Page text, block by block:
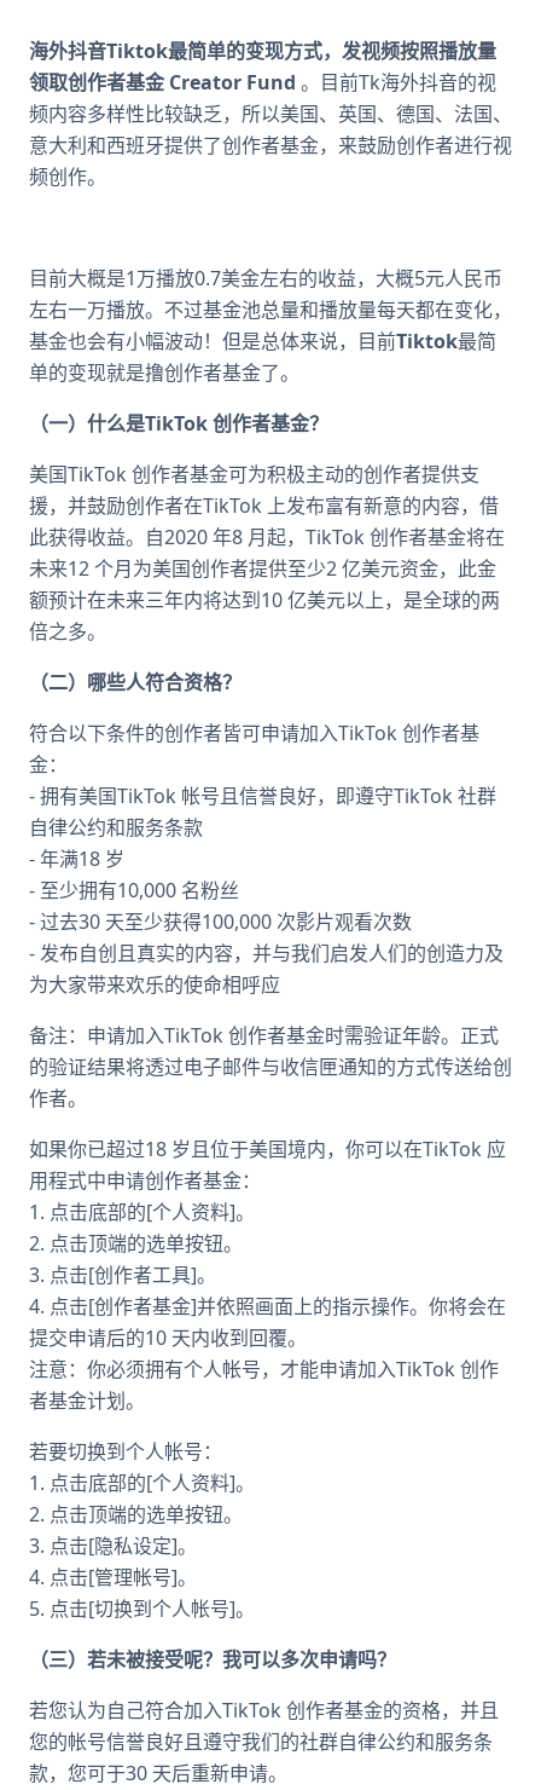
海外抖音Tiktok最简单的变现方式，发视频按照播放量
领取创作者基金 Creator Fund 。目前Tk海外抖音的视
频内容多样性比较缺乏，所以美国、英国、德国、法国、
意大利和西班牙提供了创作者基金，来鼓励创作者进行视
频创作。
目前大概是1万播放0.7美金左右的收益，大概5元人民币
左右一万播放。不过基金池总量和播放量每天都在变化，
基金也会有小幅波动！但是总体来说，目前Tiktok最简
单的变现就是撸创作者基金了。
（一）什么是TikTok 创作者基金？
美国TikTok 创作者基金可为积极主动的创作者提供支
援，并鼓励创作者在TikTok 上发布富有新意的内容，借
此获得收益。自2020 年8 月起，TikTok 创作者基金将在
未来12 个月为美国创作者提供至少2 亿美元资金，此金
额预计在未来三年内将达到10 亿美元以上，是全球的两
倍之多。
（二）哪些人符合资格？
符合以下条件的创作者皆可申请加入TikTok 创作者基
金：
- 拥有美国TikTok 帐号且信誉良好，即遵守TikTok 社群
自律公约和服务条款
- 年满18 岁
- 至少拥有10,000 名粉丝
- 过去30 天至少获得100,000 次影片观看次数
- 发布自创且真实的内容，并与我们启发人们的创造力及
为大家带来欢乐的使命相呼应
备注：申请加入TikTok 创作者基金时需验证年龄。正式
的验证结果将透过电子邮件与收信匣通知的方式传送给创
作者。
如果你已超过18 岁且位于美国境内，你可以在TikTok 应
用程式中申请创作者基金：
1. 点击底部的[个人资料]。
2. 点击顶端的选单按钮。
3. 点击[创作者工具]。
4. 点击[创作者基金]并依照画面上的指示操作。你将会在
提交申请后的10 天内收到回覆。
注意：你必须拥有个人帐号，才能申请加入TikTok 创作
者基金计划。
若要切换到个人帐号：
1. 点击底部的[个人资料]。
2. 点击顶端的选单按钮。
3. 点击[隐私设定]。
4. 点击[管理帐号]。
5. 点击[切换到个人帐号]。
（三）若未被接受呢？我可以多次申请吗？
若您认为自己符合加入TikTok 创作者基金的资格，并且
您的帐号信誉良好且遵守我们的社群自律公约和服务条
款，您可于30 天后重新申请。